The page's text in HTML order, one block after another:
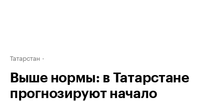
Татарстан
Выше нормы: в Татарстане
прогнозируют начало